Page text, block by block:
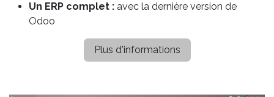
Un ERP complet : avec la dernière version de
Odoo
Plus d'informations